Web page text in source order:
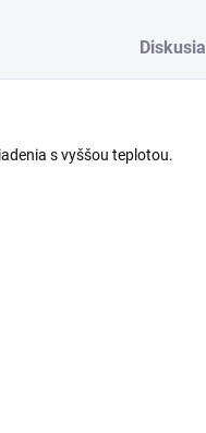
Diskusia
s vyššou teplotou.